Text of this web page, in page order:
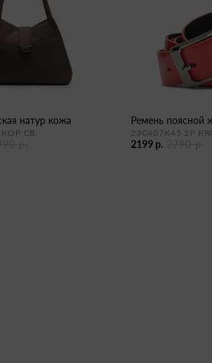
натур кожа
КОР СВ.
ремень поясной
23С407К45 2Р
2199 р.